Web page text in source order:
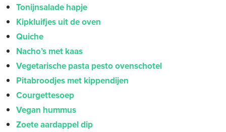
Tonijnsalade hapje
Kipkluifjes uit de oven
Quiche
Nacho’s met kaas
Vegetarische pasta pesto ovenschotel
Pitabroodjes met kippendijen
Courgettesoep
Vegan hummus
Zoete aardappel dip